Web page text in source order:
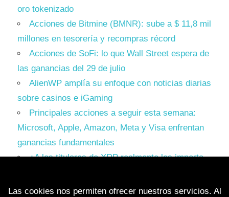
oro tokenizado
Acciones de Bitmine (BMNR): sube a $ 11,8 mil
millones en tesorería y recompras récord
Acciones de SoFi: lo que Wall Street espera de
las ganancias del 29 de julio
AlienWP amplía su enfoque con noticias diarias
sobre casinos e iGaming
Principales acciones a seguir esta semana:
Microsoft, Apple, Amazon, Meta y Visa enfrentan
ganancias fundamentales
¿A los titulares de XRP realmente les importa
Las cookies nos permiten ofrecer nuestros servicios. Al